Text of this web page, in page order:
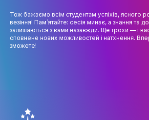
АКАДЕМІЧНА
СПІВПРАЦЯ
Тож бажаємо всім студентам успіхів, ясного
везіння! Пам’ятайте: сесія минає, а знання та
залишаються з вами назавжди. Ще трохи — і
сповнене нових можливостей і натхнення.
зможете!